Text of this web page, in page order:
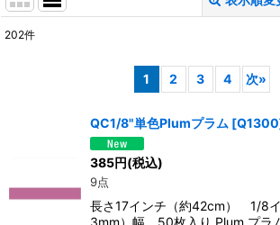
202件
1 2 3 4 次»
QC1/8"単色Plumプラム [Q1300
385円(税込)
9点
長さ17インチ（約42cm） 1/8
3mm）幅 50枚入り Plum プラ